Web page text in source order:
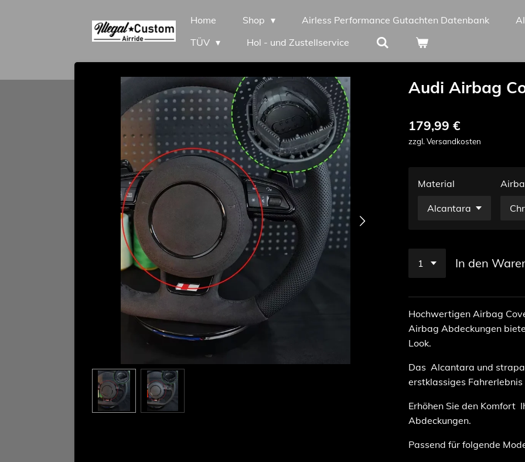
Home Shop Airless Performance Gutachten Datenbank
TÜV
Hol - und Zustellservice
Audi Airbag
179,99 €
zzgl. Versandkosten
Material
In den
Hochwertigen Airbag
Airbag Abdeckungen
Look.
Das Alcantara und
erstklassiges
Erhöhen Sie den Komfort
Abdeckungen.
Passend für folgende